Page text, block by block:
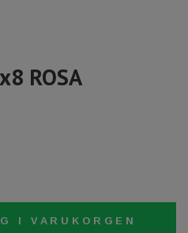
ROSA
I VARUKORGEN